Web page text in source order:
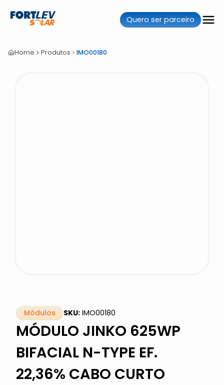
Quero ser parceiro
Home Produtos IMO00180
Módulos SKU: IMO00180
MÓDULO JINKO 625WP
BIFACIAL N-TYPE EF.
22,36% CABO CURTO